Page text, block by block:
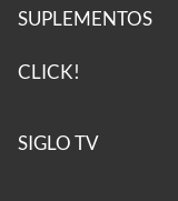
SUPLEMENTOS
CLICK!
SIGLO TV